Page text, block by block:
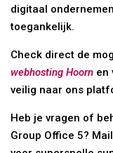
digitaal
toegankelijk.
Check direct de
webhosting Hoorn en
veilig naar ons
Heb je vragen of
Group Office 5?